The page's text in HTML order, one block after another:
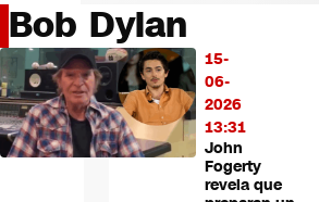
País
Mundo
Negocios
Deportes
Programas completos
Bob Dylan
15-
06-
2026
13:31
John
Fogerty
revela que
LO
MÁS
LEÍDO